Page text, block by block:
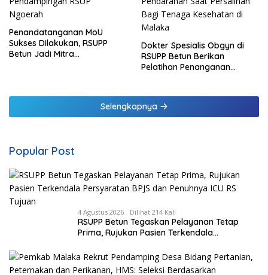
Penandatanganan MoU
Sukses Dilakukan, RSUPP
Betun Jadi Mitra
Dokter Spesialis Obgyn di
RSUPP Betun Berikan
Pelatihan Penanganan
Malaka
Selengkapnya
Popular Post
4 Agustus 2026 Dilihat 214 Kali
RSUPP Betun Tegaskan Pelayanan Tetap
Prima, Rujukan Pasien Terkendala
Tujuan